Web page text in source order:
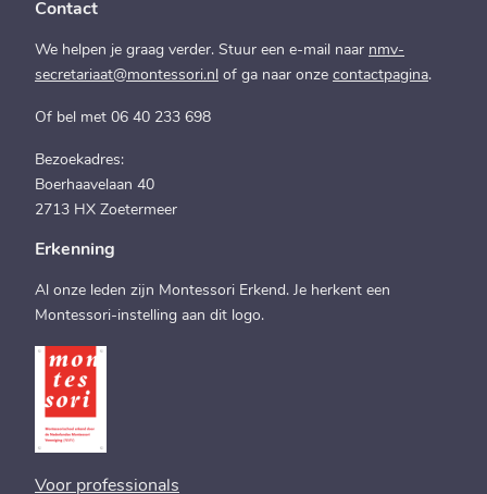
Contact
We helpen je graag verder. Stuur een e-mail naar nmv-
secretariaat@montessori.nl of ga naar onze contactpagina.
Of bel met 06 40 233 698
Bezoekadres:
Boerhaavelaan 40
2713 HX Zoetermeer
Erkenning
Al onze leden zijn Montessori Erkend. Je herkent een
Montessori-instelling aan dit logo.
Voor professionals